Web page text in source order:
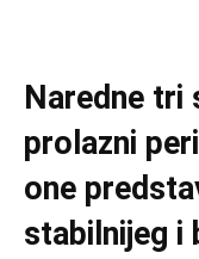
Naredne tri
prolazni
one
stabilnijeg i